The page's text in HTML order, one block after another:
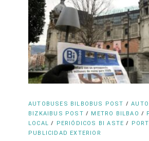
AUTOBUSES BILBOBUS POST /
BIZKAIBUS POST / METRO BILBAO /
LOCAL / PERIÓDICOS BI ASTE /
PUBLICIDAD EXTERIOR